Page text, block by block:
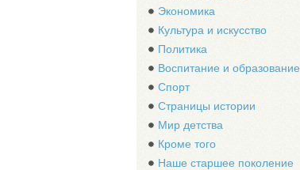
Экономика
Культура и искусство
Политика
Воспитание и образование
Спорт
Страницы истории
Мир детства
Кроме того
Наше старшее поколение